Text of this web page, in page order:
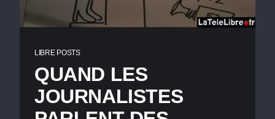
LIBRE POSTS
QUAND LES
JOURNALISTES